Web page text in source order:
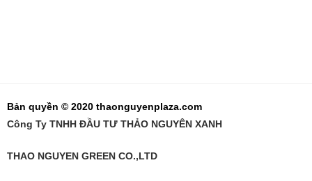
Bản quyền © 2020 thaonguyenplaza.com
Công Ty TNHH ĐẦU TƯ THẢO NGUYÊN XANH
THAO NGUYEN GREEN CO.,LTD